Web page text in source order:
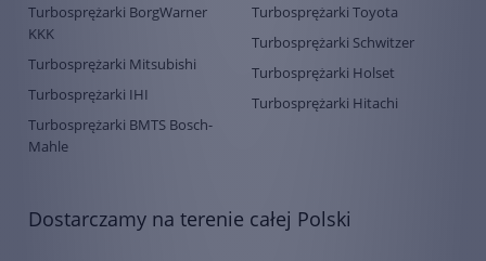
Turbosprężarki BorgWarner
KKK
Turbosprężarki Mitsubishi
Turbosprężarki IHI
Turbosprężarki BMTS Bosch-
Mahle
Turbosprężarki Toyota
Turbosprężarki Schwitzer
Turbosprężarki Holset
Turbosprężarki Hitachi
Dostarczamy na terenie całej Polski